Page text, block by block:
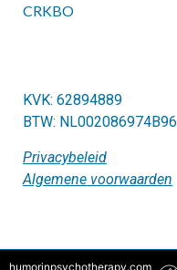
CRKBO
KVK: 62894889
BTW: NL002086974B96
Privacybeleid
Algemene voorwaarden
humorinpsychotherapy.com